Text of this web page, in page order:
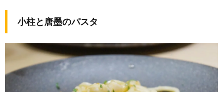
小柱と唐墨のパスタ